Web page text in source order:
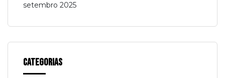
setembro 2025
Categorias